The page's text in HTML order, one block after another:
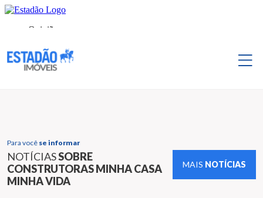
Para você se informar
NOTÍCIASSOBRE
CONSTRUTORAS MINHA CASA
MINHA VIDA
MAIS NOTÍCIAS